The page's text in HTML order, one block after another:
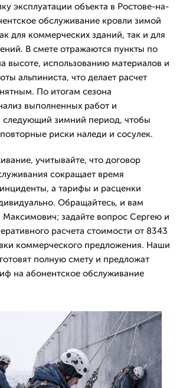
эксплуатации объекта в Ростове-на-
обслуживание кровли зимой
для коммерческих зданий, так и для
В смете отражаются пункты по
высоте, использованию материалов и
альпиниста, что делает расчет
По итогам сезона
выполненных работ и
следующий зимний период, чтобы
риски наледи и сосулек.
учитывайте, что договор
сокращает время
а тарифы и расценки
Обращайтесь, и вам
Максимович; задайте вопрос Сергею и
расчета стоимости от 8343
коммерческого предложения. Наши
полную смету и предложат
на абонентское обслуживание